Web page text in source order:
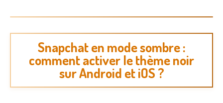
Snapchat en mode sombre :
comment activer le thème noir
sur Android et iOS ?